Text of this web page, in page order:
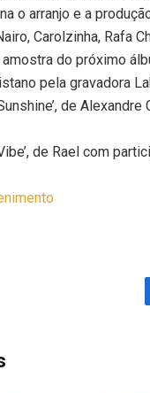
o arranjo e a
Carolzinha, Rafa
do próximo
pela gravadora
de Alexandre
de Rael com